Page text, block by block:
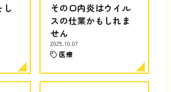
し
その口内炎はウイル
スの仕業かもしれま
せん
2025.10.07
医療